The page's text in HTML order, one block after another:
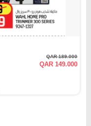
QAR 189.000
QAR 149.000